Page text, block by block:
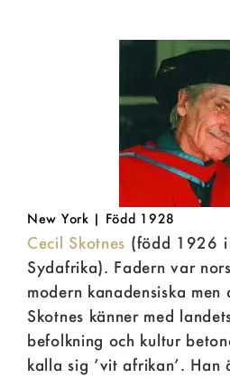
New York | Född 1928
Cecil Skotnes (född 1926 i
Sydafrika). Fadern var
modern kanadensiska men
Skotnes känner med
befolkning och kultur
kalla sig ’vit afrikan’. Han